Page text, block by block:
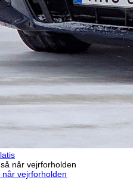
når vejrforholden